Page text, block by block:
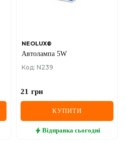
NEOLUX®
Автолампа 5W
Код: N239
21 грн
КУПИТИ
Відправка сьогодні